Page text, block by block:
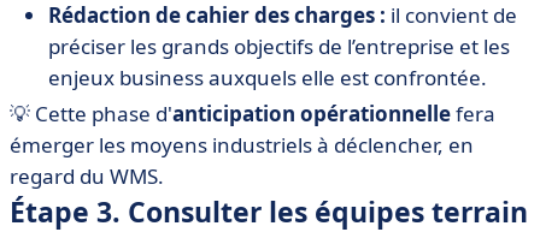
Rédaction de cahier des charges : il convient de
préciser les grands objectifs de l’entreprise et les
enjeux business auxquels elle est confrontée.
💡 Cette phase d'anticipation opérationnellefera
émerger les moyens industriels à déclencher, en
regard du WMS.
Étape 3. Consulter les équipes terrain